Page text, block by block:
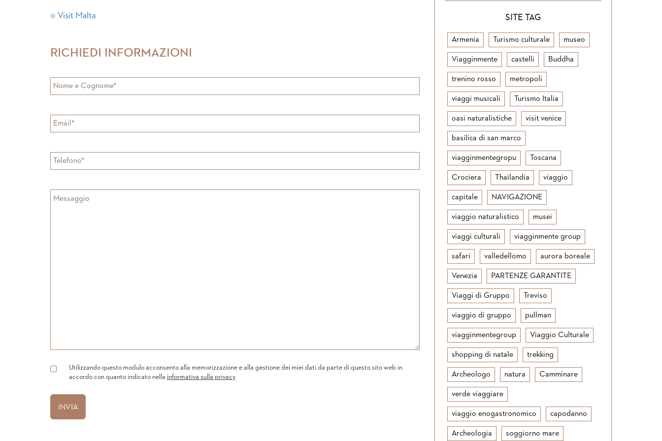
© Visit Malta
RICHIEDI INFORMAZIONI
Utilizzando questo modulo acconsento alla memorizzazione e alla gestione dei miei dati da parte di questo sito web in
accordo con quanto indicato nella informativa sulla privacy
SITE TAG
Armenia Turismo culturale museo
Viagginmente castelli Buddha
trenino rosso metropoli
viaggi musicali Turismo Italia
oasi naturalistiche visit venice
basilica di san marco
viagginmentegropu Toscana
Crociera Thailandia viaggio
capitale NAVIGAZIONE
viaggio naturalistico musei
viaggi culturali viagginmente group
safari valledellomo aurora boreale
Venezia PARTENZE GARANTITE
Viaggi di Gruppo Treviso
viaggio di gruppo pullman
viagginmentegroup Viaggio Culturale
shopping di natale trekking
Archeologo natura Camminare
verde viaggiare
viaggio enogastronomico capodanno
Archeologia soggiorno mare